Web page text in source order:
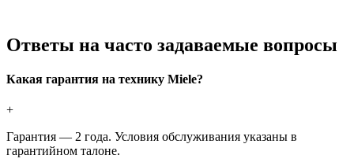
Ответы на часто задаваемые вопросы
Какая гарантия на технику Miele?
+
Гарантия — 2 года. Условия обслуживания указаны в
гарантийном талоне.